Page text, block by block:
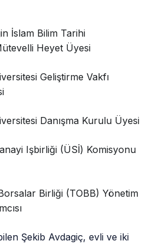
İslam Bilim Tarihi
Heyet Üyesi
Geliştirme Vakfı
Danışma Kurulu Üyesi
Işbirliği (ÜSİ) Komisyonu
Birliği (TOBB) Yönetim
Şekib Avdagiç, evli ve iki